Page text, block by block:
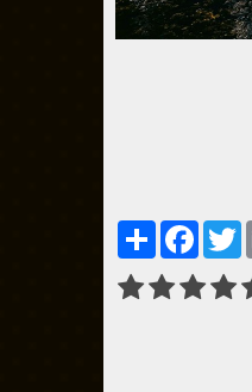
Partager